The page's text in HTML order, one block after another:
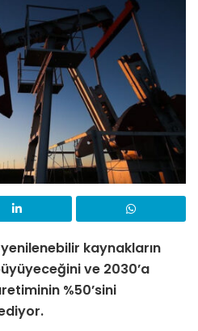
kaynakların
ve 2030’a
%50’sini